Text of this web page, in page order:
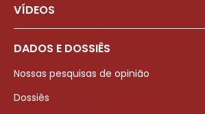
VÍDEOS
DADOS E DOSSIÊS
Nossas pesquisas de opinião
Dossiês